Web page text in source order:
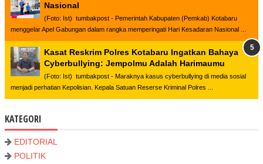
Nasional
(Foto: Ist) tumbakpost - Pemerintah Kabupaten (Pemkab) Kotabaru
menggelar Apel Gabungan dalam rangka memperingati Hari Kesadaran Nasional ...
Kasat Reskrim Polres Kotabaru Ingatkan Bahaya
Cyberbullying: Jempolmu Adalah Harimaumu
(Foto: Ist) tumbakpost - Maraknya kasus cyberbullying di media sosial
menjadi perhatian Kepolisian. Kepala Satuan Reserse Kriminal Polres ...
KATEGORI
EDITORIAL
POLITIK